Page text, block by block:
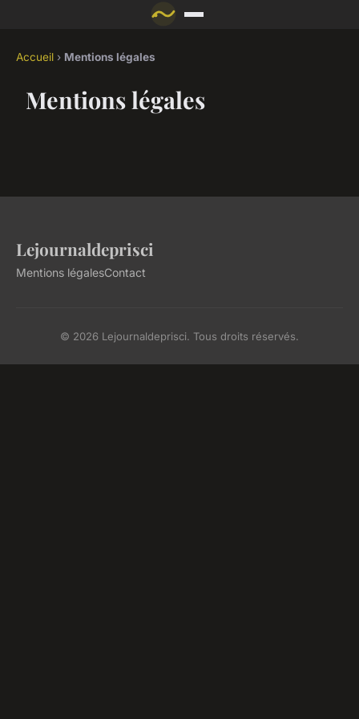
Accueil › Mentions légales
Mentions légales
Lejournaldeprisci
Mentions légalesContact
© 2026 Lejournaldeprisci. Tous droits réservés.